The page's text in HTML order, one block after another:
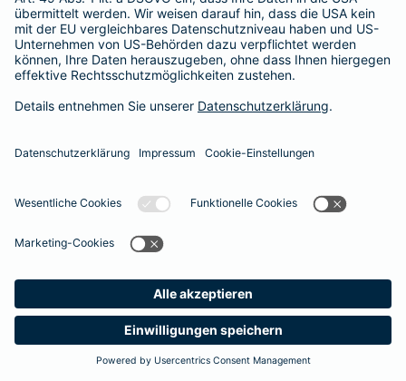
Suche Produkte
Barmenia
365 Tage / 24 Stunden
365 Tage / 24 Stunden